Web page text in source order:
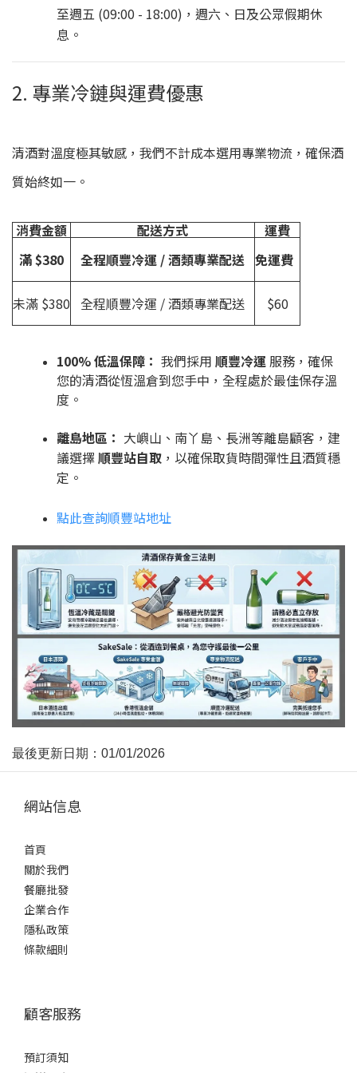
至週五 (09:00 - 18:00)，週六、日及公眾假期休
息。
2. 專業冷鏈與運費優惠
清酒對溫度極其敏感，我們不計成本選用專業物流，確保酒
質始終如一。
消費金額 配送方式
運費
滿 $380
全程順豐冷運 / 酒類專業配送 免運費
未滿 $380 全程順豐冷運 / 酒類專業配送 $60
100% 低溫保障： 我們採用 順豐冷運服務，確保
您的清酒從恆溫倉到您手中，全程處於最佳保存溫
度。
離島地區： 大嶼山、南丫島、長洲等離島顧客，建
議選擇順豐站自取 ，以確保取貨時間彈性且酒質穩
定。
點此查詢順豐站地址
最後更新日期： 01/01/2026
網站信息
首頁
關於我們
餐廳批發
企業合作
隱私政策
條款細則
顧客服務
預訂須知